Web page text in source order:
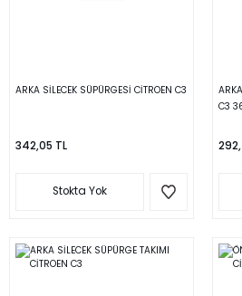
ARKA SİLECEK SÜPÜRGESİ CİTROEN C3
342,05 TL
Stokta Yok
C3